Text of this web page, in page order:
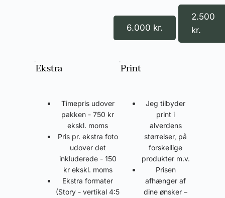
6.000 kr.
2.500
kr.
Ekstra
Timepris udover
pakken - 750 kr
ekskl. moms
Pris pr. ekstra foto
udover det
inkluderede - 150
kr ekskl. moms
Ekstra formater
(Story - vertikal 4:5
Print
Jeg tilbyder
print i
alverdens
størrelser, på
forskellige
produkter m.v.
Prisen
afhænger af
dine ønsker –